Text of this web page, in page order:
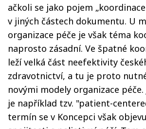
ačkoli se jako pojem
v jiných částech dokumentu. U
organizace péče je však téma
naprosto zásadní. Ve špatné
leží velká část neefektivity
zdravotnictví, a tu je proto
novými modely organizace péče.
je například tzv. "patient-
termín se v Koncepci však